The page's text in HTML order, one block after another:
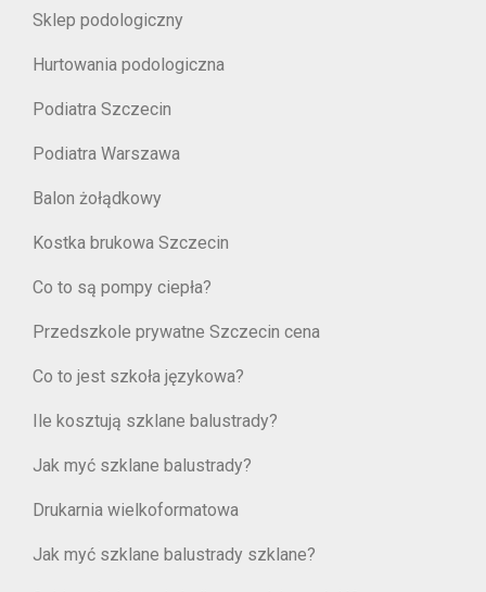
Sklep podologiczny
Hurtowania podologiczna
Podiatra Szczecin
Podiatra Warszawa
Balon żołądkowy
Kostka brukowa Szczecin
Co to są pompy ciepła?
Przedszkole prywatne Szczecin cena
Co to jest szkoła językowa?
Ile kosztują szklane balustrady?
Jak myć szklane balustrady?
Drukarnia wielkoformatowa
Jak myć szklane balustrady szklane?